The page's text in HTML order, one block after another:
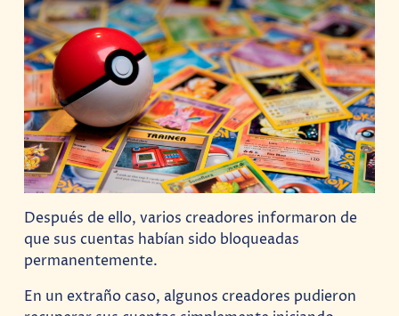
Después de ello, varios creadores informaron de
que sus cuentas habían sido bloqueadas
permanentemente.
En un extraño caso, algunos creadores pudieron